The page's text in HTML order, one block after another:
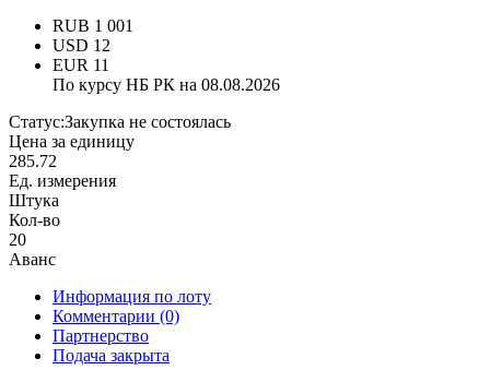
RUB 1 001
USD 12
EUR 11
По курсу НБ РК на 08.08.2026
Статус:Закупка не состоялась
Цена за единицу
285.72
Ед. измерения
Штука
Кол-во
20
Аванс
Информация по лоту
Комментарии (0)
Партнерство
Подача закрыта